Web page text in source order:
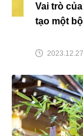
Vai trò
tạo một
2023.12.27